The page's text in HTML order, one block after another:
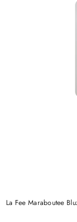
La Fee Maraboutee